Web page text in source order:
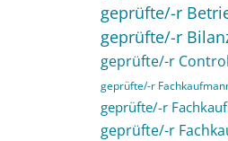
geprüfte/-r
geprüfte/-r
geprüfte/-r
geprüfte/-r
geprüfte/-r
geprüfte/-r